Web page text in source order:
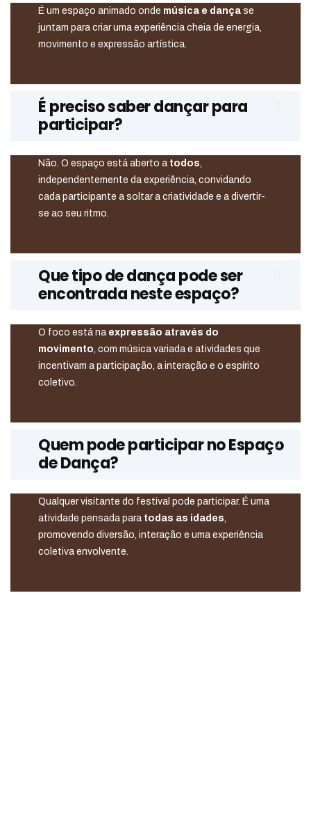
É um espaço animado onde música e dança se
juntam para criar uma experiência cheia de energia,
movimento e expressão artística.
É preciso saber dançar para
participar?
Não. O espaço está aberto a todos,
independentemente da experiência, convidando
cada participante a soltar a criatividade e a divertir-
se ao seu ritmo.
Que tipo de dança pode ser
encontrada neste espaço?
O foco está na expressão através do
movimento, com música variada e atividades que
incentivam a participação, a interação e o espírito
coletivo.
Quem pode participar no Espaço
de Dança?
Qualquer visitante do festival pode participar. É uma
atividade pensada para todas as idades,
promovendo diversão, interação e uma experiência
coletiva envolvente.